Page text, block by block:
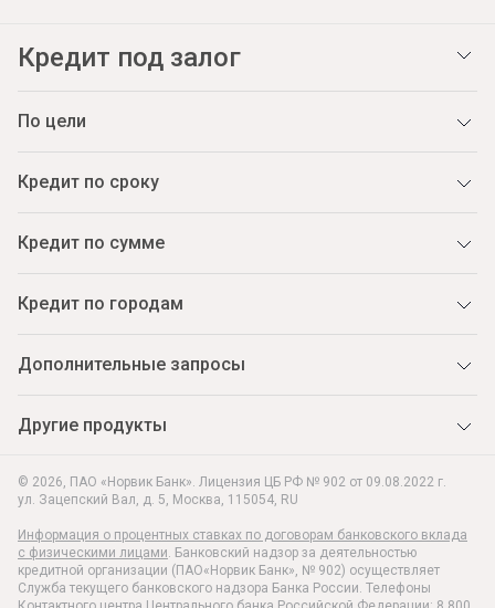
© 2026, ПАО «Норвик Банк». Лицензия ЦБ РФ № 902 от 09.08.2022 г.
ул. Зацепский Вал, д. 5, Москва, 115054, RU
Информация о процентных ставках по договорам банковского вклада
с физическими лицами. Банковский надзор за деятельностью
кредитной организации (ПАО«Норвик Банк», № 902) осуществляет
Служба текущего банковского надзора Банка России. Телефоны
Кредит под залог
По цели
Кредит по сроку
Кредит по сумме
Кредит по городам
Дополнительные запросы
Другие продукты